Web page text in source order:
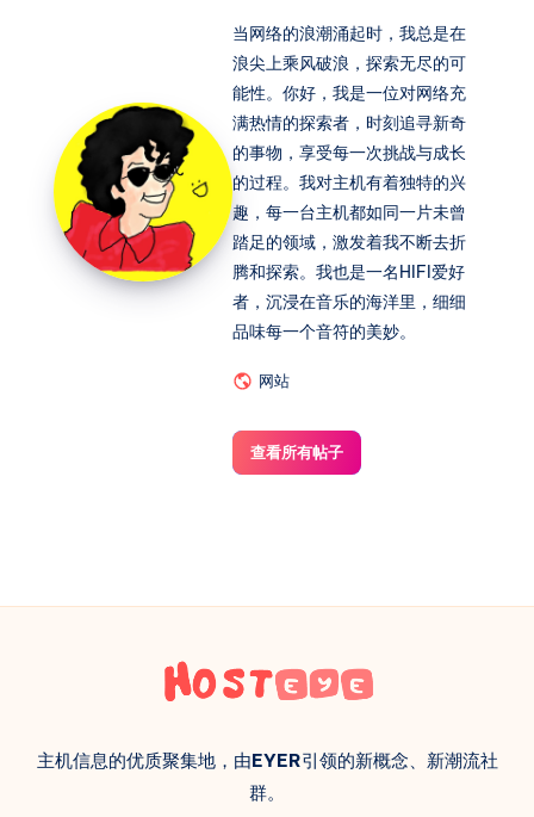
当网络的浪潮涌起时，我总是在
浪尖上乘风破浪，探索无尽的可
能性。你好，我是一位对网络充
满热情的探索者，时刻追寻新奇
的事物，享受每一次挑战与成长
的过程。我对主机有着独特的兴
趣，每一台主机都如同一片未曾
踏足的领域，激发着我不断去折
腾和探索。我也是一名HIFI爱好
者，沉浸在音乐的海洋里，细细
品味每一个音符的美妙。
网站
查看所有帖子
主机信息的优质聚集地，由EYER引领的新概念、新潮流社
群。